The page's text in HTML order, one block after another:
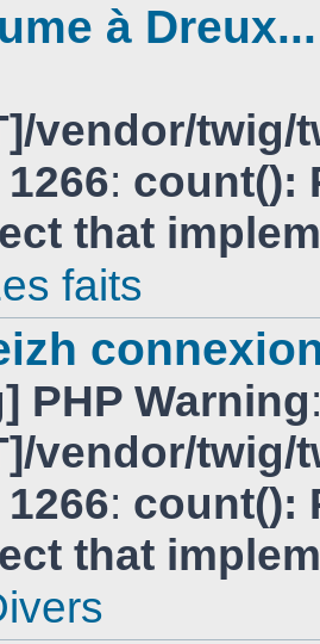
à Dreux...
vendor/
1266: count():
that
faits
PHP Warning
vendor/
1266: count():
that